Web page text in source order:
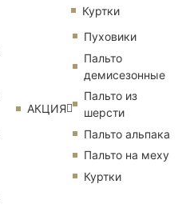
Куртки
АКЦИЯ
Пуховики
Пальто
демисезонные
Пальто из
шерсти
Пальто альпака
Пальто на меху
Куртки